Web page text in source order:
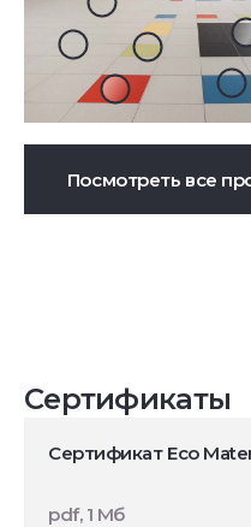
Посмотреть все
Сертификаты
Сертификат Eco
pdf, 1 Мб